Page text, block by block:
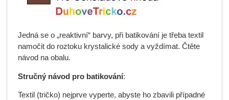
Jedná se o „reaktivní“ barvy, při batikování je třeba textil
namočit do roztoku krystalické sody a vyždímat. Čtěte
návod na obalu.
Stručný návod pro batikování:
Textil (tričko) nejprve vyperte, abyste ho zbavili případné